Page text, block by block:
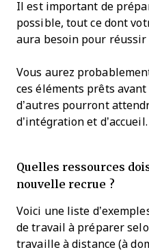
Il est important de
possible, tout ce dont
aura besoin pour réussir
Vous aurez
ces éléments prêts
d’autres pourront
d’intégration et d’accueil.
Quelles ressources
nouvelle recrue ?
Voici une liste
de travail à préparer
travaille à distance (à